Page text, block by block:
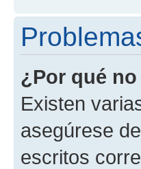
¿Por qué
Existen
asegúrese
escritos